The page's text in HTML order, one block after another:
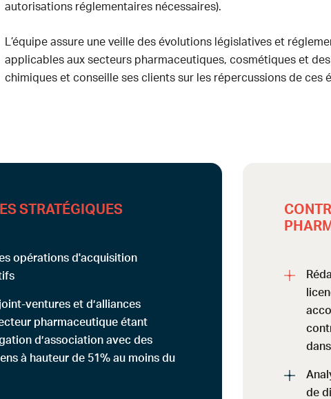
autorisations réglementaires nécessaires).
L’équipe assure une veille des évolutions législatives et
applicables aux secteurs pharmaceutiques, cosmétiques et
chimiques et conseille ses clients sur les répercussions de ces
STRATÉGIQUES
opérations d'acquisition
ventures et d’alliances
pharmaceutique étant
d’association avec des
à hauteur de 51% au moins du
de